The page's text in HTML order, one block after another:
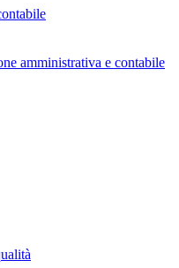
amministrativa e contabile